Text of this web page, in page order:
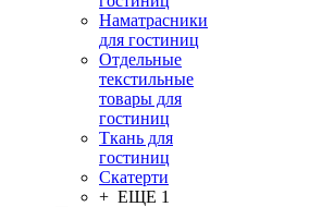
Наматрасники
для гостиниц
Отдельные
текстильные
товары для
гостиниц
Ткань для
гостиниц
Скатерти
+ ЕЩЕ 1